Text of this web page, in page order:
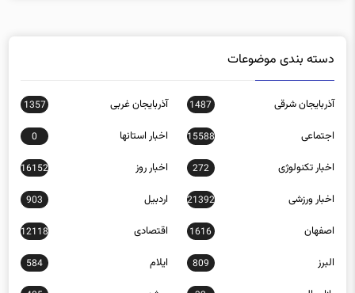
آذربایجان شرقی
اجتماعی 15588 اخبار استانها 0
اخبار تکنولوژی 272 اخبار روز 16152
اخبار ورزشی 21392 اردبیل 903
اصفهان 1616 اقتصادی 12118
البرز 809 ایلام 584
بازار مالی 32 بوشهر 485